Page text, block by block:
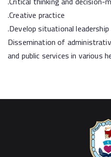
Creative practice.
Develop situational leadership
Dissemination of
and public services in various